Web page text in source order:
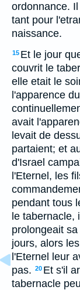
ordonnance.
tant pour
naissance.
15 Et le jour
couvrit le
elle etait le
l'apparence
avait
levait de
partaient; et
d'Israel
l'Eternel, les
pendant tous
le tabernacle,
prolongeait
jours, alors
l'Eternel leur
pas. 20 Et s'il
tabernacle